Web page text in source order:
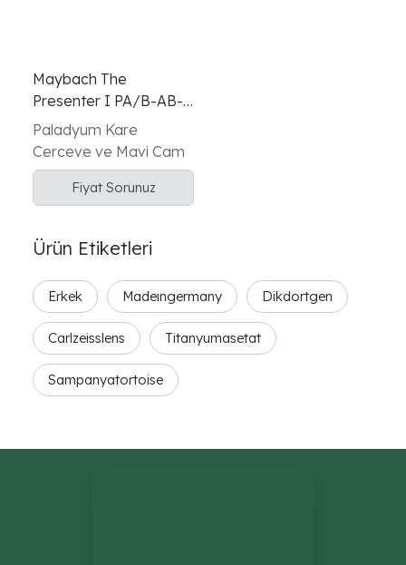
Maybach The
Presenter I PA/B-AB-
Z60 Paladyum Mavi
Unisex Gunes Gozlugu
Paladyum Kare
Cerceve ve Mavi Cam
Fiyat Sorunuz
Ürün Etiketleri
Erkek Madeıngermany Dikdortgen
Carlzeisslens Titanyumasetat
Sampanyatortoise